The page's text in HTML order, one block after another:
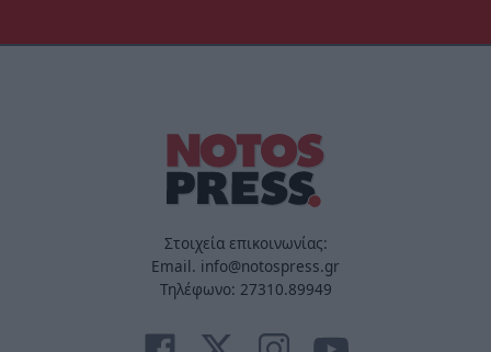
Στοιχεία επικοινωνίας:
Email. info@notospress.gr
Τηλέφωνο: 27310.89949